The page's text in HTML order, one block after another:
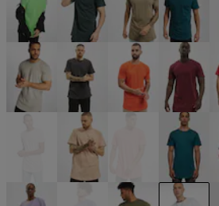
grün grün grün grün
grau rot
rosa rosa türkis